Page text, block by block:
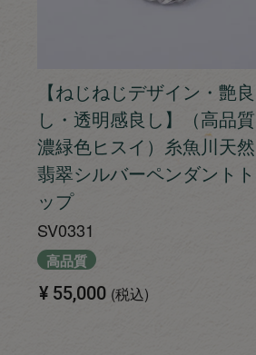
【ねじねじデザイン・艶良
し・透明感良し】（高品質
濃緑色ヒスイ）糸魚川天然
翡翠シルバーペンダントト
ップ
SV0331
高品質
¥ 55,000 税込